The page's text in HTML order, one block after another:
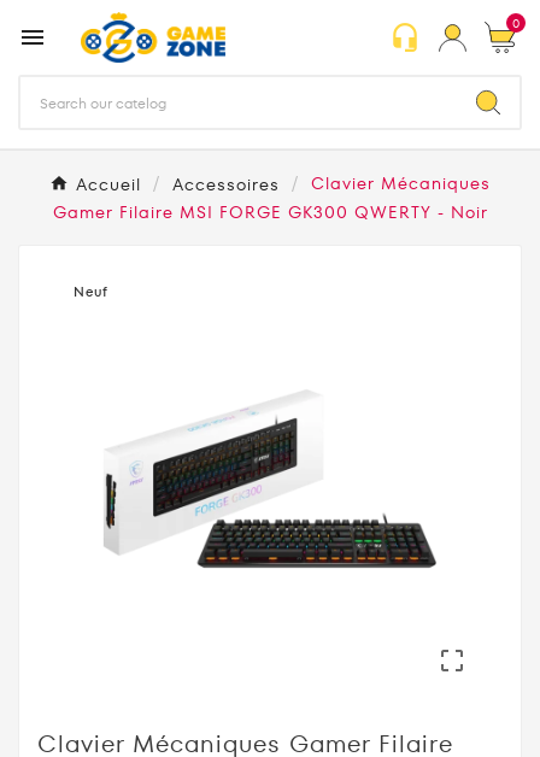
 headset_mic 0
Accueil Accessoires
Clavier Mécaniques
Gamer Filaire MSI FORGE GK300 QWERTY - Noir
Neuf

Clavier Mécaniques Gamer Filaire